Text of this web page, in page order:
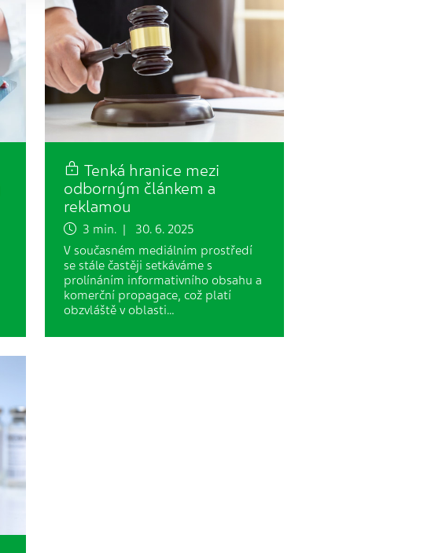
Tenká hranice mezi
odborným článkem a
reklamou
3 min. | 30. 6. 2025
V současném mediálním prostředí
se stále častěji setkáváme s
prolínáním informativního obsahu a
komerční propagace, což platí
obzvláště v oblasti…